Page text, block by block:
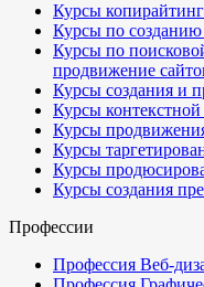
Курсы
Курсы по созданию
Курсы по
продвижение
Курсы создания и
Курсы
Курсы
Курсы
Курсы
Курсы создания
Профессии
Профессия Веб-